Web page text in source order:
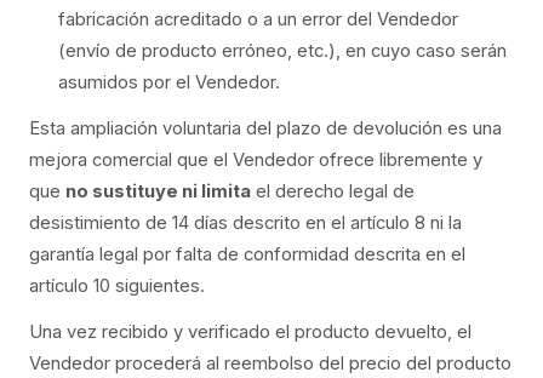
fabricación acreditado o a un error del Vendedor
(envío de producto erróneo, etc.), en cuyo caso serán
asumidos por el Vendedor.
Esta ampliación voluntaria del plazo de devolución es una
mejora comercial que el Vendedor ofrece libremente y
que no sustituye ni limita el derecho legal de
desistimiento de 14 días descrito en el artículo 8 ni la
garantía legal por falta de conformidad descrita en el
artículo 10 siguientes.
Una vez recibido y verificado el producto devuelto, el
Vendedor procederá al reembolso del precio del producto